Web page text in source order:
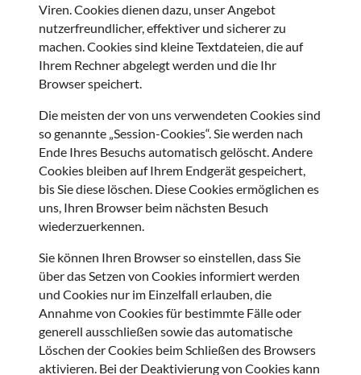
Viren. Cookies dienen dazu, unser Angebot
nutzerfreundlicher, effektiver und sicherer zu
machen. Cookies sind kleine Textdateien, die auf
Ihrem Rechner abgelegt werden und die Ihr
Browser speichert.
Die meisten der von uns verwendeten Cookies sind
so genannte „Session-Cookies“. Sie werden nach
Ende Ihres Besuchs automatisch gelöscht. Andere
Cookies bleiben auf Ihrem Endgerät gespeichert,
bis Sie diese löschen. Diese Cookies ermöglichen es
uns, Ihren Browser beim nächsten Besuch
wiederzuerkennen.
Sie können Ihren Browser so einstellen, dass Sie
über das Setzen von Cookies informiert werden
und Cookies nur im Einzelfall erlauben, die
Annahme von Cookies für bestimmte Fälle oder
generell ausschließen sowie das automatische
Löschen der Cookies beim Schließen des Browsers
aktivieren. Bei der Deaktivierung von Cookies kann